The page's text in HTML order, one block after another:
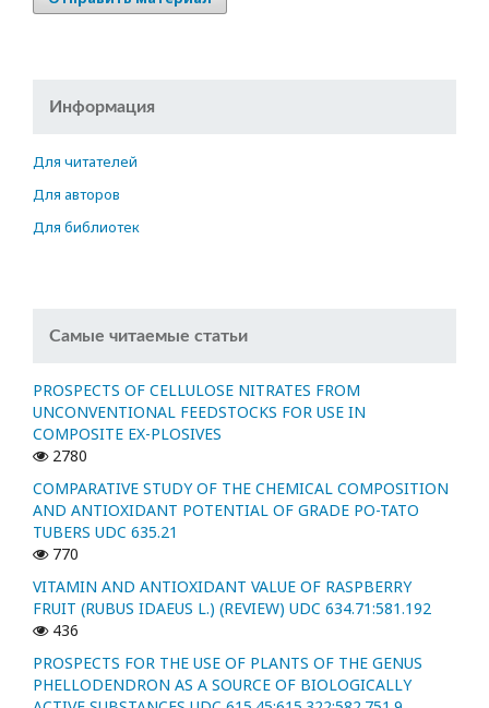
Информация
Для читателей
Для авторов
Для библиотек
Самые читаемые статьи
PROSPECTS OF CELLULOSE NITRATES FROM
UNCONVENTIONAL FEEDSTOCKS FOR USE IN
COMPOSITE EX-PLOSIVES
2780
COMPARATIVE STUDY OF THE CHEMICAL COMPOSITION
AND ANTIOXIDANT POTENTIAL OF GRADE PO-TATO
TUBERS UDC 635.21
770
VITAMIN AND ANTIOXIDANT VALUE OF RASPBERRY
FRUIT (RUBUS IDAEUS L.) (REVIEW) UDC 634.71:581.192
436
PROSPECTS FOR THE USE OF PLANTS OF THE GENUS
PHELLODENDRON AS A SOURCE OF BIOLOGICALLY